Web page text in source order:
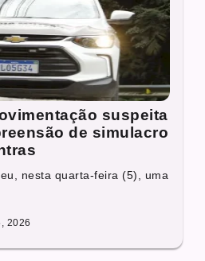
suspeita
de simulacro
nesta quarta-feira (5), uma
2026